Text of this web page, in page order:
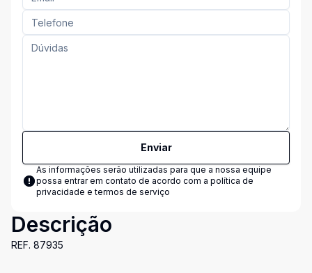
Enviar
As informações serão utilizadas para que a nossa equipe
possa entrar em contato de acordo com a política de
privacidade e termos de serviço
Descrição
REF. 87935